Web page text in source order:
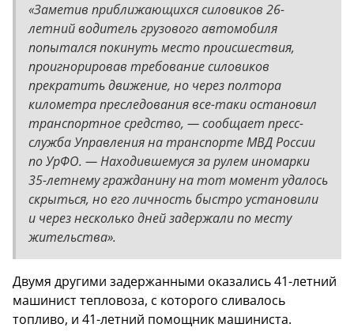
«Заметив приближающихся силовиков 26-
летний водитель грузового автомобиля
попытался покинуть место происшествия,
проигнорировав требование силовиков
прекратить движение, но через полтора
километра преследования все-таки остановил
транспортное средство, — сообщает пресс-
служба Управления на транспорте МВД России
по УрФО. — Находившемуся за рулем иномарки
35-летнему гражданину на тот момент удалось
скрыться, но его личность быстро установили
и через несколько дней задержали по месту
жительства».
Двумя другими задержанными оказались 41-летний
машинист тепловоза, с которого сливалось
топливо, и 41-летний помощник машиниста.